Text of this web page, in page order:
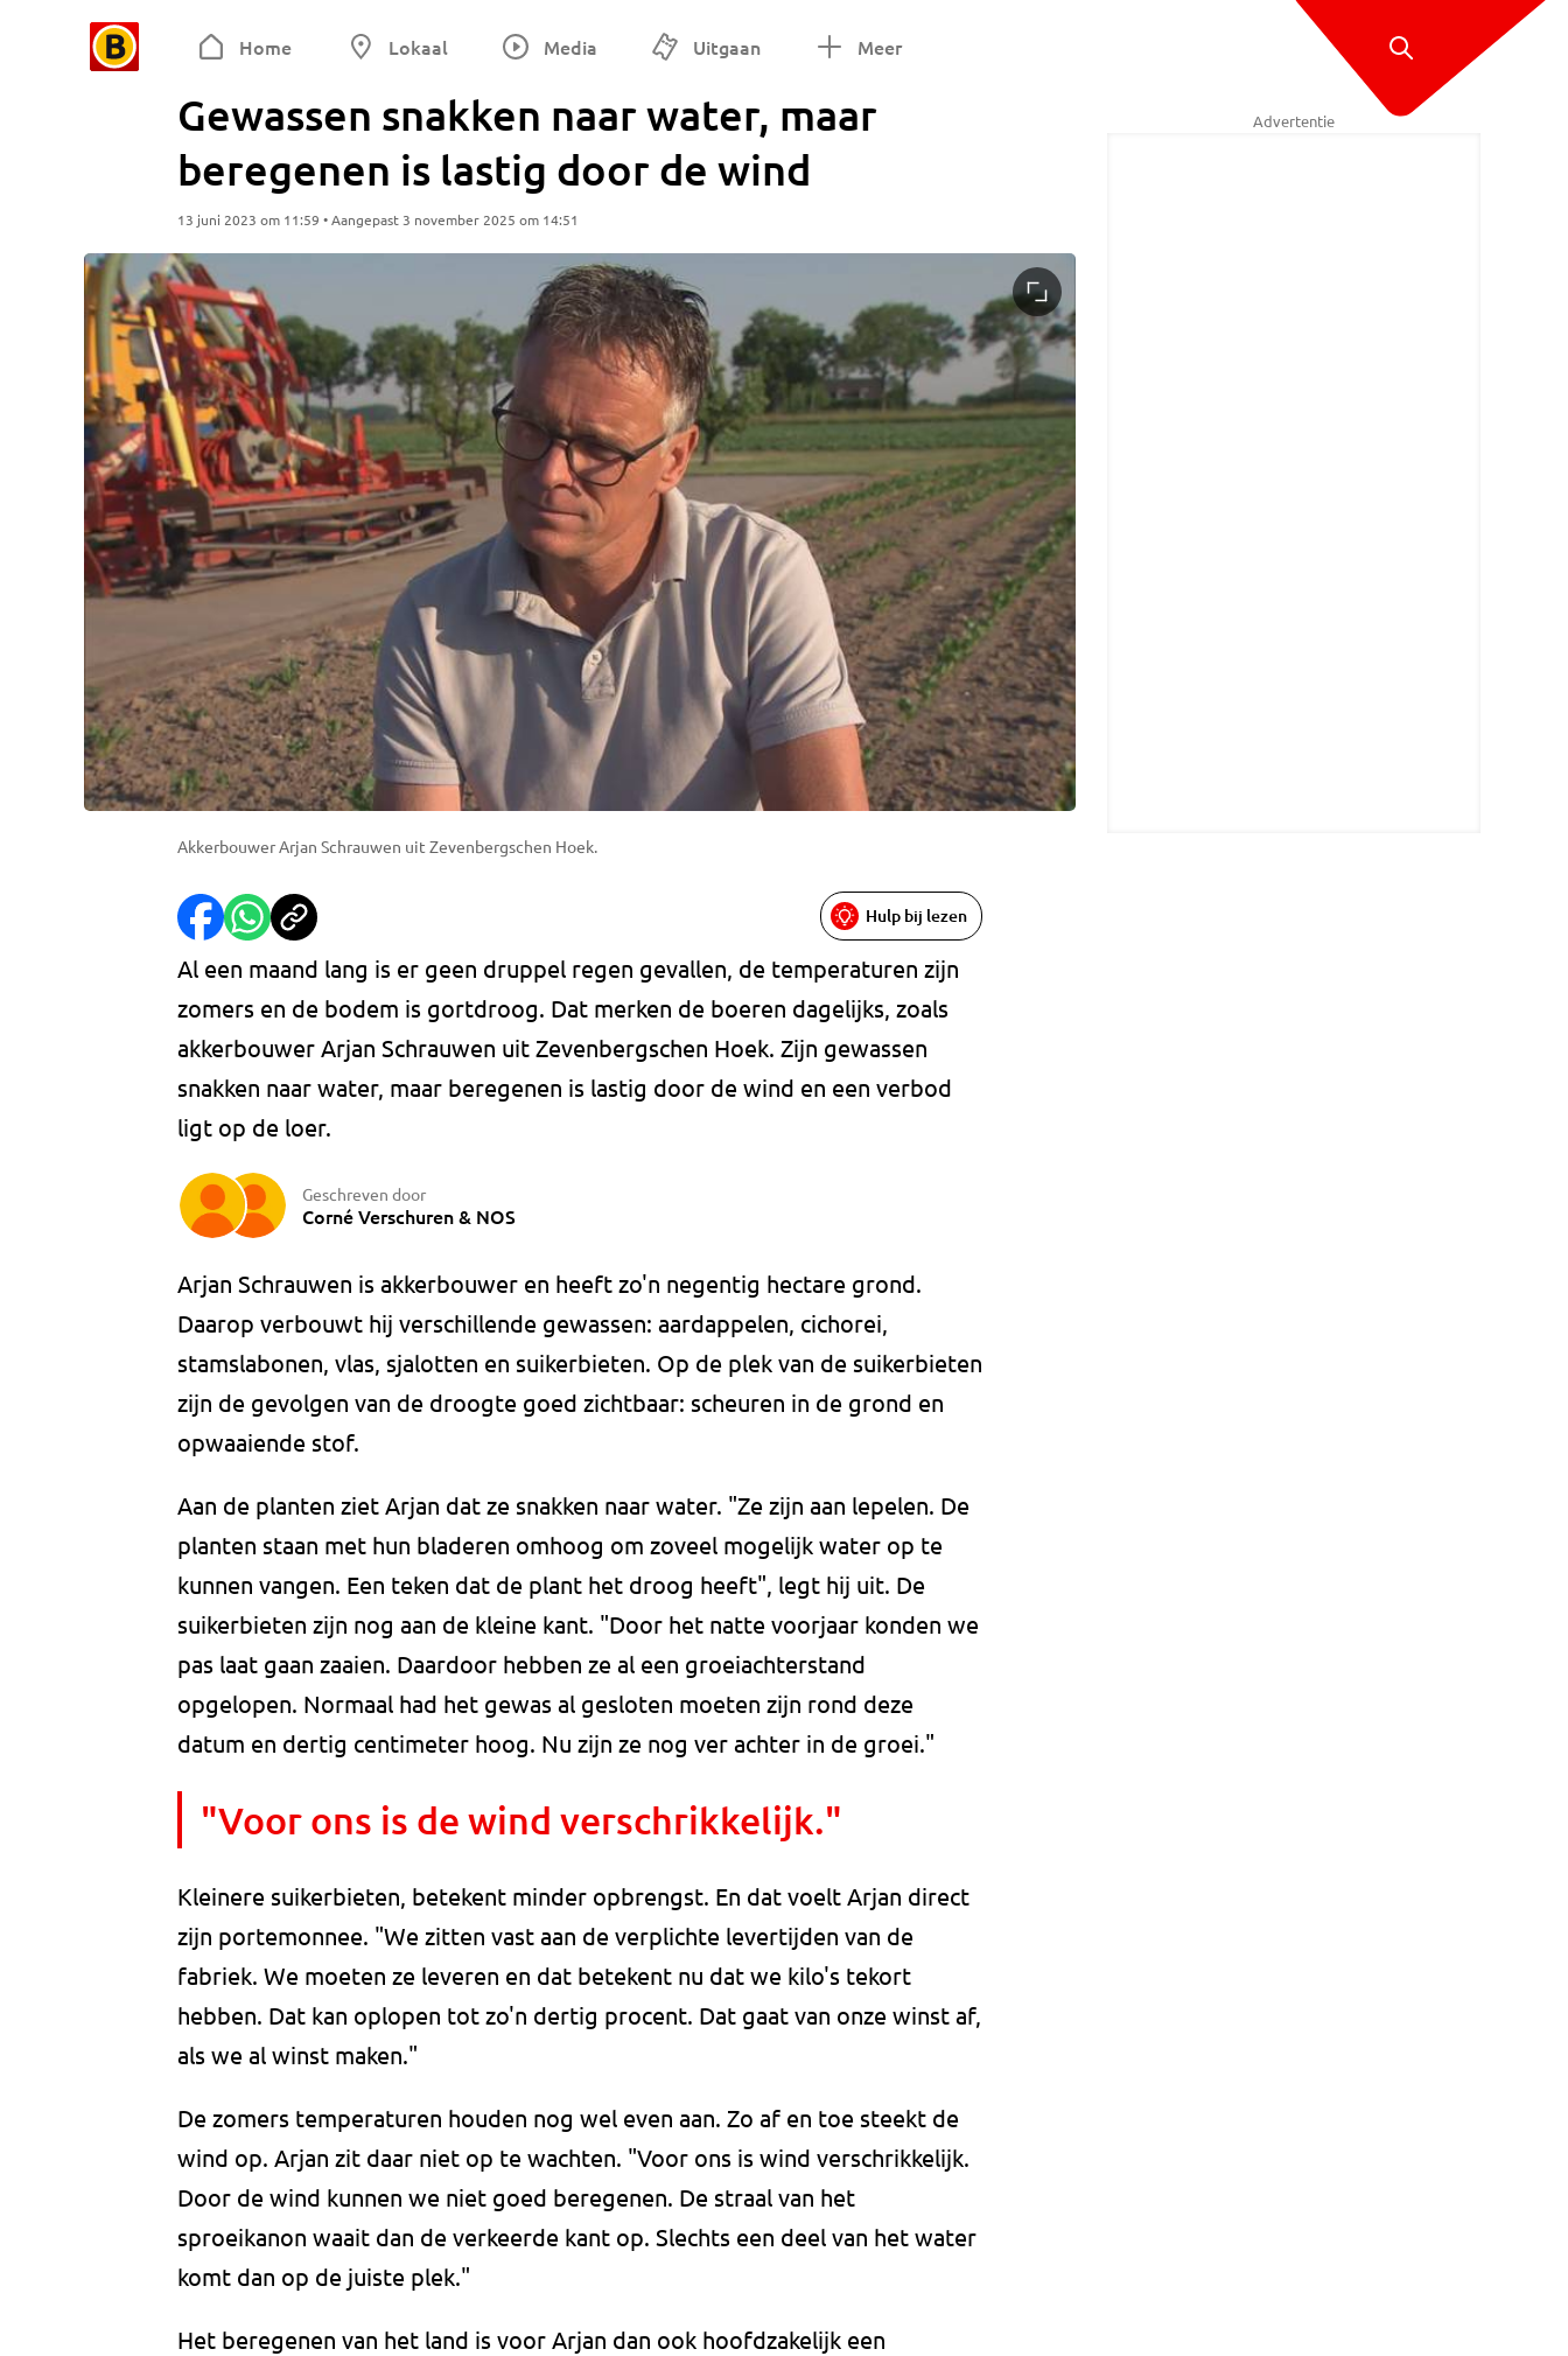
Home Lokaal Media Uitgaan Meer
Gewassen snakken naar water, maar
beregenen is lastig door de wind
13 juni 2023 om 11:59 • Aangepast 3 november 2025 om 14:51
Akkerbouwer Arjan Schrauwen uit Zevenbergschen Hoek.
Hulp bij lezen
Al een maand lang is er geen druppel regen gevallen, de temperaturen zijn
zomers en de bodem is gortdroog. Dat merken de boeren dagelijks, zoals
akkerbouwer Arjan Schrauwen uit Zevenbergschen Hoek. Zijn gewassen
snakken naar water, maar beregenen is lastig door de wind en een verbod
ligt op de loer.
Geschreven door
Corné Verschuren& NOS
Arjan Schrauwen is akkerbouwer en heeft zo'n negentig hectare grond.
Daarop verbouwt hij verschillende gewassen: aardappelen, cichorei,
stamslabonen, vlas, sjalotten en suikerbieten. Op de plek van de suikerbieten
zijn de gevolgen van de droogte goed zichtbaar: scheuren in de grond en
opwaaiende stof.
Aan de planten ziet Arjan dat ze snakken naar water. "Ze zijn aan lepelen. De
planten staan met hun bladeren omhoog om zoveel mogelijk water op te
kunnen vangen. Een teken dat de plant het droog heeft", legt hij uit. De
suikerbieten zijn nog aan de kleine kant. "Door het natte voorjaar konden we
pas laat gaan zaaien. Daardoor hebben ze al een groeiachterstand
opgelopen. Normaal had het gewas al gesloten moeten zijn rond deze
datum en dertig centimeter hoog. Nu zijn ze nog ver achter in de groei."
"Voor ons is de wind verschrikkelijk."
Kleinere suikerbieten, betekent minder opbrengst. En dat voelt Arjan direct
zijn portemonnee. "We zitten vast aan de verplichte levertijden van de
fabriek. We moeten ze leveren en dat betekent nu dat we kilo's tekort
hebben. Dat kan oplopen tot zo'n dertig procent. Dat gaat van onze winst af,
als we al winst maken."
De zomers temperaturen houden nog wel even aan. Zo af en toe steekt de
wind op. Arjan zit daar niet op te wachten. "Voor ons is wind verschrikkelijk.
Door de wind kunnen we niet goed beregenen. De straal van het
sproeikanon waait dan de verkeerde kant op. Slechts een deel van het water
komt dan op de juiste plek."
Het beregenen van het land is voor Arjan dan ook hoofdzakelijk een
Advertentie